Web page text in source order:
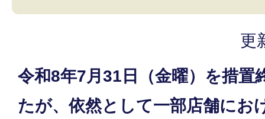
更
令和8年7月31日（金曜）を措置
たが、依然として一部店舗にお